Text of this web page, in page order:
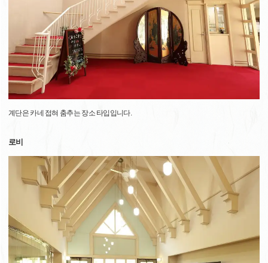
계단은 카네 접혀 춤추는 장소 타입입니다.
로비